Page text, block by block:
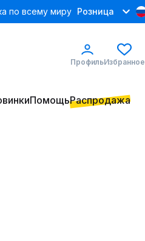
по всему миру Розница
ПрофильИзбранное
ПомощьРаспродажа